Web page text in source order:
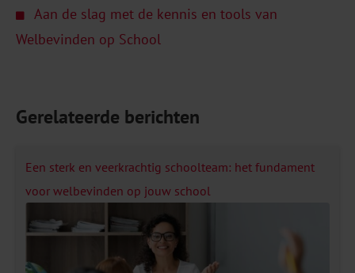
Aan de slag met de kennis en tools van
Welbevinden op School
Gerelateerde berichten
Een sterk en veerkrachtig schoolteam: het fundament
voor welbevinden op jouw school